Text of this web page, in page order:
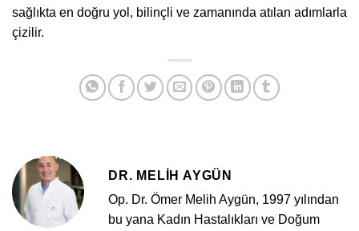
sağlıkta en doğru yol, bilinçli ve zamanında atılan adımlarla
çizilir.
DR. MELIH AYGÜN
Op. Dr. Ömer Melih Aygün, 1997 yılından
bu yana Kadın Hastalıkları ve Doğum